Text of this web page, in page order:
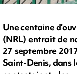
Une centaine
(NRL) entrait de
27 septembre
Saint-Denis, dans